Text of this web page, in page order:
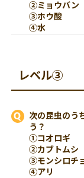
②ミョウバン
③ホウ酸
④水
レベル③
次の昆虫のう
う？
①コオロギ
②カブトムシ
③モンシロチ
④アリ